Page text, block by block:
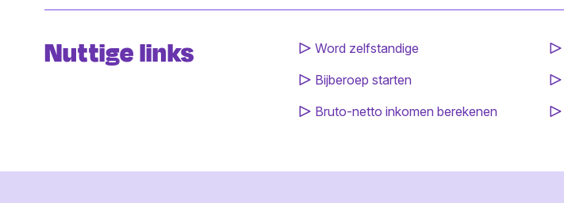
Nuttige links
Word zelfstandige
Bijberoep starten
Bruto-netto inkomen berekenen